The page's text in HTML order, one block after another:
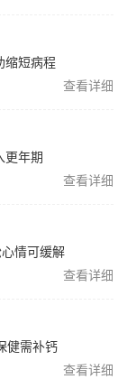
缩短病程
查看详细
更年期
查看详细
情可缓解
查看详细
健需补钙
查看详细